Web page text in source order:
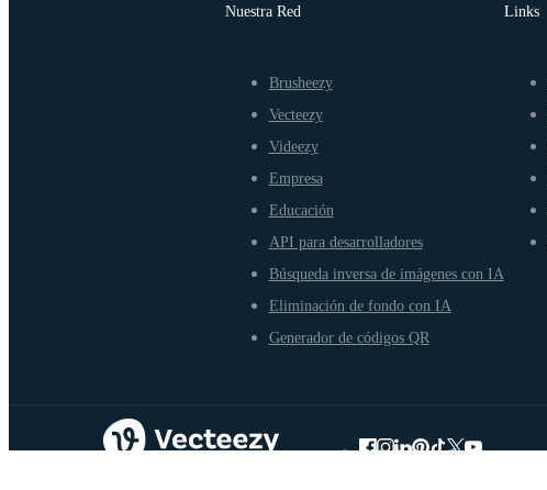
Nuestra Red
Brusheezy
Vecteezy
Videezy
Empresa
Educación
API para desarrolladores
Búsqueda inversa de imágenes con IA
Eliminación de fondo con IA
Generador de códigos QR
Links